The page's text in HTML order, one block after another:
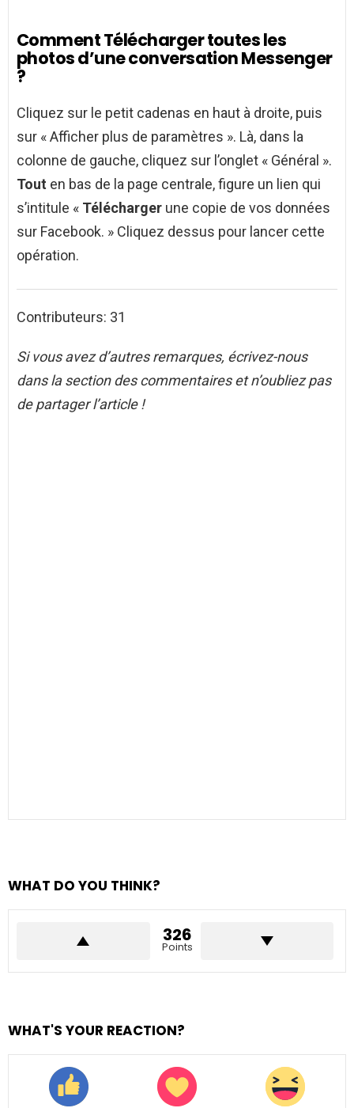
Comment Télécharger toutes les
photos d’une conversation Messenger
?
Cliquez sur le petit cadenas en haut à droite, puis
sur « Afficher plus de paramètres ». Là, dans la
colonne de gauche, cliquez sur l’onglet « Général ».
Tout en bas de la page centrale, figure un lien qui
s’intitule « Télécharger une copie de vos données
sur Facebook. » Cliquez dessus pour lancer cette
opération.
Contributeurs: 31
Si vous avez d’autres remarques, écrivez-nous
dans la section des commentaires et n’oubliez pas
de partager l’article !
WHAT DO YOU THINK?
326
Points
WHAT'S YOUR REACTION?